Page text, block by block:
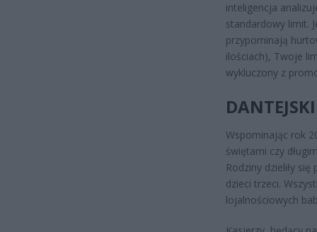
inteligencja
standardowy limit.
przypominają
ilościach), Twoje
wykluczony z
Wspominając rok
świętami czy
Rodziny dzieliły
dzieci trzeci.
lojalnościowych